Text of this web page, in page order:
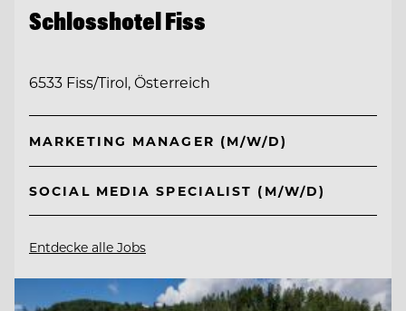
Schlosshotel Fiss
6533 Fiss/Tirol, Österreich
MARKETING MANAGER (M/W/D)
SOCIAL MEDIA SPECIALIST (M/W/D)
Entdecke alle Jobs